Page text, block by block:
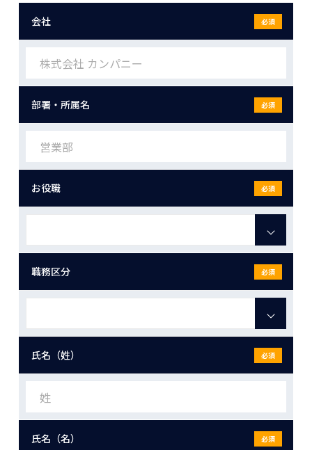
会社 必須
部署・所属名 必須
お役職 必須
職務区分 必須
氏名（姓） 必須
氏名（名） 必須